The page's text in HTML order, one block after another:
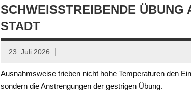
SCHWEISSTREIBENDE ÜBUNG
TADT
23. Juli 2026
Ausnahmsweise trieben nicht hohe Temperaturen den
sondern die Anstrengungen der gestrigen Übung.